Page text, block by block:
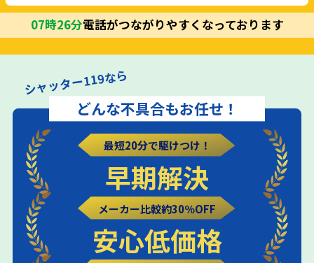
07時26分電話がつながりやすくなっております
シャッター119なら
どんな不具合もお任せ！
最短20分で駆けつけ！
早期解決
メーカー比較約30％OFF
安心低価格